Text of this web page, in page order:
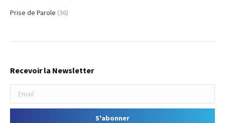
Prise de Parole (36)
Recevoir la Newsletter